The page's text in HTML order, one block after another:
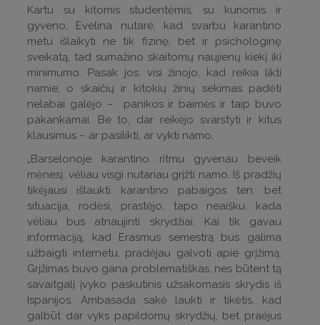
Kartu su kitomis studentėmis, su kuriomis ir
gyveno, Evelina nutarė, kad svarbu karantino
metu išlaikyti ne tik fizinę, bet ir psichologinę
sveikatą, tad sumažino skaitomų naujienų kiekį iki
minimumo. Pasak jos, visi žinojo, kad reikia likti
namie, o skaičių ir kitokių žinių sekimas padėti
nelabai galėjo – panikos ir baimės ir taip buvo
pakankamai. Be to, dar reikėjo svarstyti ir kitus
klausimus – ar pasilikti, ar vykti namo.
„Barselonoje karantino ritmu gyvenau beveik
mėnesį, vėliau visgi nutariau grįžti namo. Iš pradžių
tikėjausi išlaukti karantino pabaigos ten, bet
situacija, rodėsi, prastėjo, tapo neaišku, kada
vėliau bus atnaujinti skrydžiai. Kai tik gavau
informaciją, kad Erasmus semestrą bus galima
užbaigti internetu, pradėjau galvoti apie grįžimą.
Grįžimas buvo gana problematiškas, nes būtent tą
savaitgalį įvyko paskutinis užsakomasis skrydis iš
Ispanijos. Ambasada sakė laukti ir tikėtis, kad
galbūt dar vyks papildomų skrydžių, bet praėjus